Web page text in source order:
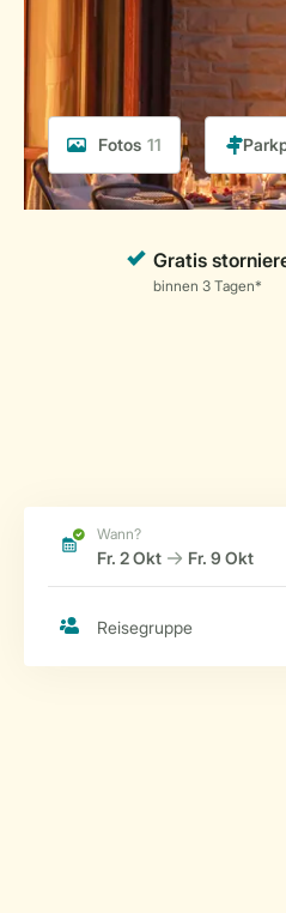
Fotos 11